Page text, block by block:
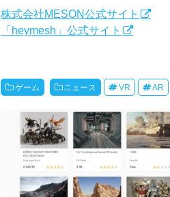
株式会社MESON公式サイト
「heymesh」公式サイト
ゲーム ニュース VR AR